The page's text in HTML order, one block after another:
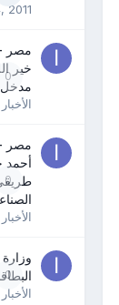
2011
0
مصر -
خير
مدخل
الأخبار
0
مصر -
أحمد
الأخبار
0
الأخبار